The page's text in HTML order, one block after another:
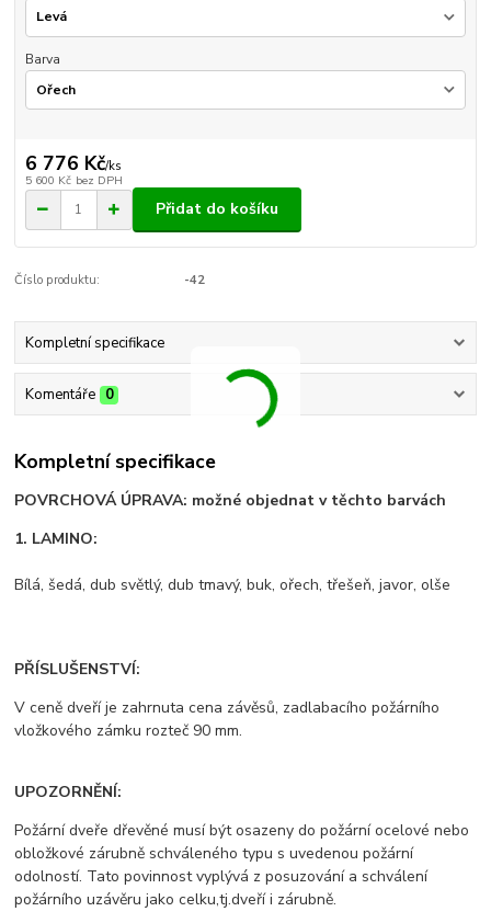
Barva
6 776 Kč/ks
5 600 Kč bez DPH
Přidat do košíku
Číslo produktu: -42
Kompletní specifikace
Komentáře 0
Kompletní specifikace
POVRCHOVÁ ÚPRAVA: možné objednat v těchto barvách
1. LAMINO:
Bílá, šedá, dub světlý, dub tmavý, buk, ořech, třešeň, javor, olše
PŘÍSLUŠENSTVÍ:
V ceně dveří je zahrnuta cena závěsů, zadlabacího požárního
vložkového zámku rozteč 90 mm.
UPOZORNĚNÍ:
Požární dveře dřevěné musí být osazeny do požární ocelové nebo
obložkové zárubně schváleného typu s uvedenou požární
odolností. Tato povinnost vyplývá z posuzování a schválení
požárního uzávěru jako celku,tj.dveří i zárubně.